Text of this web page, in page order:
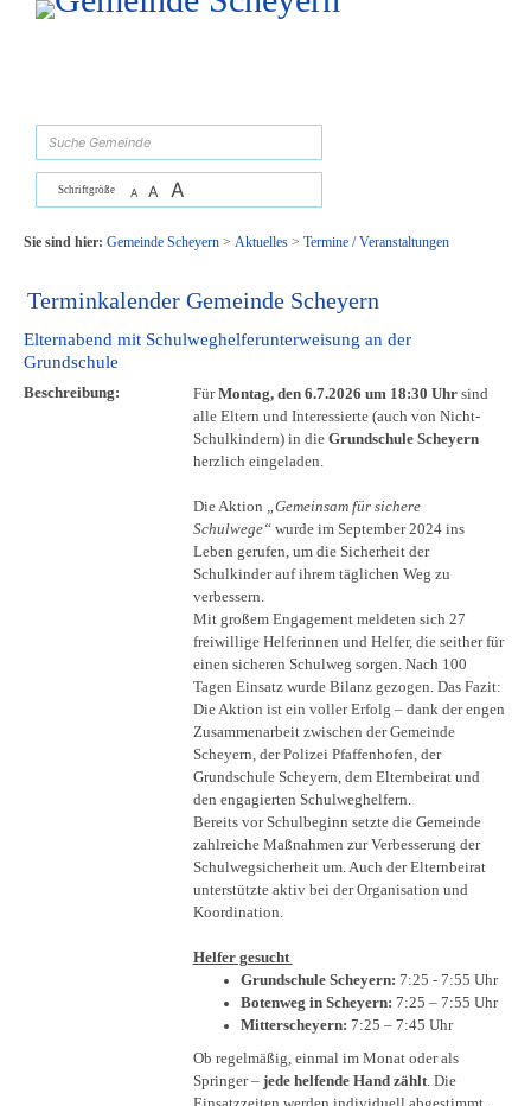
Zum Inhalt, zur Navigationoder zur Startseite springen.
Schriftgröße A A A
Sie sind hier: Gemeinde Scheyern> Aktuelles> Termine / Veranstaltungen
Terminkalender Gemeinde Scheyern
Elternabend mit Schulweghelferunterweisung an der
Grundschule
Beschreibung: FürMontag, den 6.7.2026 um 18:30 Uhrsind
alle Eltern und Interessierte (auch von Nicht-
Schulkindern) in die Grundschule Scheyern
herzlich eingeladen.
Die Aktion
„Gemeinsam für sichere
Schulwege“wurde im September 2024 ins
Leben gerufen, um die Sicherheit der
Schulkinder auf ihrem täglichen Weg zu
verbessern.
Mit großem Engagement meldeten sich 27
freiwillige Helferinnen und Helfer, die seither für
einen sicheren Schulweg sorgen. Nach 100
Tagen Einsatz wurde Bilanz gezogen. Das Fazit:
Die Aktion ist ein voller Erfolg – dank der engen
Zusammenarbeit zwischen der Gemeinde
Scheyern, der Polizei Pfaffenhofen, der
Grundschule Scheyern, dem Elternbeirat und
den engagierten Schulweghelfern.
Bereits vor Schulbeginn setzte die Gemeinde
zahlreiche Maßnahmen zur Verbesserung der
Schulwegsicherheit um. Auch der Elternbeirat
unterstützte aktiv bei der Organisation und
Koordination.
Helfer gesucht
Grundschule Scheyern: 7:25 - 7:55 Uhr
Botenweg in Scheyern: 7:25 – 7:55 Uhr
Mitterscheyern: 7:25 – 7:45 Uhr
Ob regelmäßig, einmal im Monat oder als
Springer – jede helfende Hand zählt. Die